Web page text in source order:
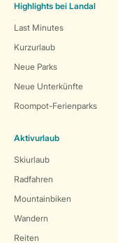
Highlights bei Landal
Last Minutes
Kurzurlaub
Neue Parks
Neue Unterkünfte
Roompot-Ferienparks
Aktivurlaub
Skiurlaub
Radfahren
Mountainbiken
Wandern
Reiten